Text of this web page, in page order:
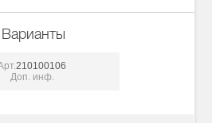
Варианты
210100106
Доп. инф.